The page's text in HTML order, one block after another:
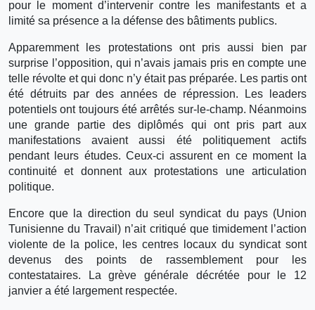
pour le moment d’intervenir contre les manifestants et a
limité sa présence a la défense des bâtiments publics.
Apparemment les protestations ont pris aussi bien par
surprise l’opposition, qui n’avais jamais pris en compte une
telle révolte et qui donc n’y était pas préparée. Les partis ont
été détruits par des années de répression. Les leaders
potentiels ont toujours été arrêtés sur-le-champ. Néanmoins
une grande partie des diplômés qui ont pris part aux
manifestations avaient aussi été politiquement actifs
pendant leurs études. Ceux-ci assurent en ce moment la
continuité et donnent aux protestations une articulation
politique.
Encore que la direction du seul syndicat du pays (Union
Tunisienne du Travail) n’ait critiqué que timidement l’action
violente de la police, les centres locaux du syndicat sont
devenus des points de rassemblement pour les
contestataires. La grève générale décrétée pour le 12
janvier a été largement respectée.